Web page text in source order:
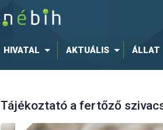
HIVATAL AKTUÁLIS ÁLLAT
Tájékoztató a fertőző